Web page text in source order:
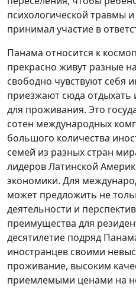
психологической травмы
принимал участие в
Панама относится к
прекрасно живут разные
свободно чувствуют себя
приезжают сюда отдыхать
для проживания. Это
сотен международных
большого количества
семей из разных стран
лидеров Латинской
экономики. Для
может предложить не
деятельности и
преимущества для
десятилетие подряд
иностранцев своими
проживание, высоким
приемлемыми ценами на